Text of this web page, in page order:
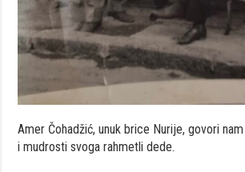
Amer Čohadžić, unuk brice Nurije, govori
i mudrosti svoga rahmetli dede.